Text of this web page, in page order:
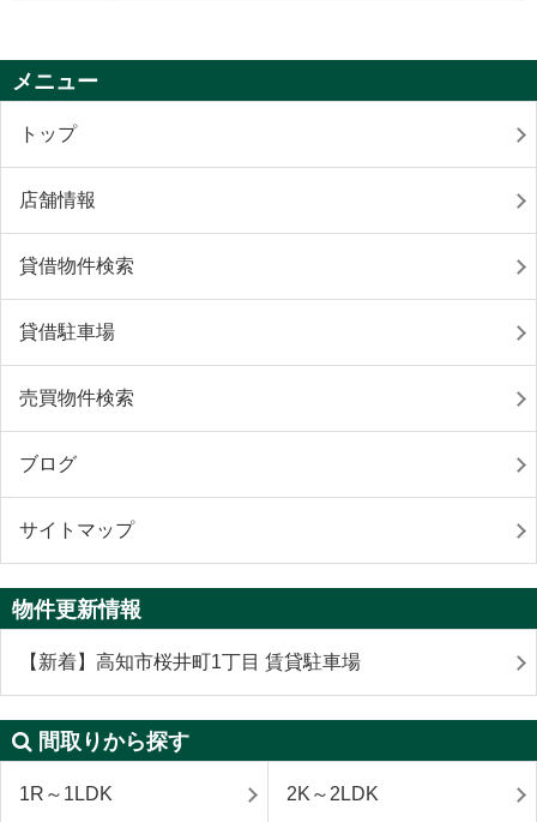
メニュー
トップ
店舗情報
貸借物件検索
貸借駐車場
売買物件検索
ブログ
サイトマップ
物件更新情報
【新着】高知市桜井町1丁目 賃貸駐車場
間取りから探す
1R～1LDK 2K～2LDK